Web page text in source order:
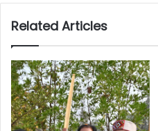
Related Articles